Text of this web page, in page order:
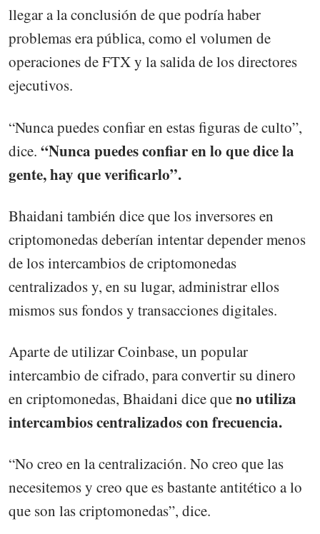
llegar a la conclusión de que podría haber
problemas era pública, como el volumen de
operaciones de FTX y la salida de los directores
ejecutivos.
“Nunca puedes confiar en estas figuras de culto”,
dice. “Nunca puedes confiar en lo que dice la
gente, hay que verificarlo”.
Bhaidani también dice que los inversores en
criptomonedas deberían intentar depender menos
de los intercambios de criptomonedas
centralizados y, en su lugar, administrar ellos
mismos sus fondos y transacciones digitales.
Aparte de utilizar Coinbase, un popular
intercambio de cifrado, para convertir su dinero
en criptomonedas, Bhaidani dice queno utiliza
intercambios centralizados con frecuencia.
“No creo en la centralización. No creo que las
necesitemos y creo que es bastante antitético a lo
que son las criptomonedas”, dice.